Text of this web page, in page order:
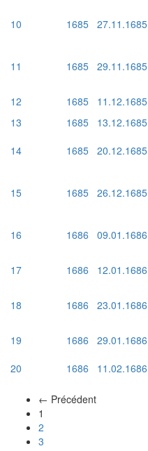
10 1685 27.11.1685
11 1685 29.11.1685
12 1685 11.12.1685
13
1685 13.12.1685
14
1685 20.12.1685
15 1685 26.12.1685
16 1686 09.01.1686
17 1686 12.01.1686
18 1686 23.01.1686
19 1686 29.01.1686
20
1686 11.02.1686
← Précédent
1
2
3